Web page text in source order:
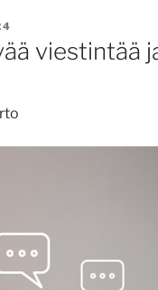
viestintää